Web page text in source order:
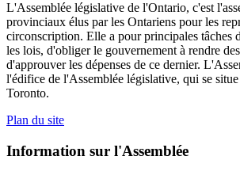
L'Assemblée législative de l'Ontario, c'est
provinciaux élus par les Ontariens pour les
circonscription. Elle a pour principales tâches
les lois, d'obliger le gouvernement à rendre
d'approuver les dépenses de ce dernier.
l'édifice de l'Assemblée législative, qui se
Toronto.
Plan du site
Information sur l'Assemblée